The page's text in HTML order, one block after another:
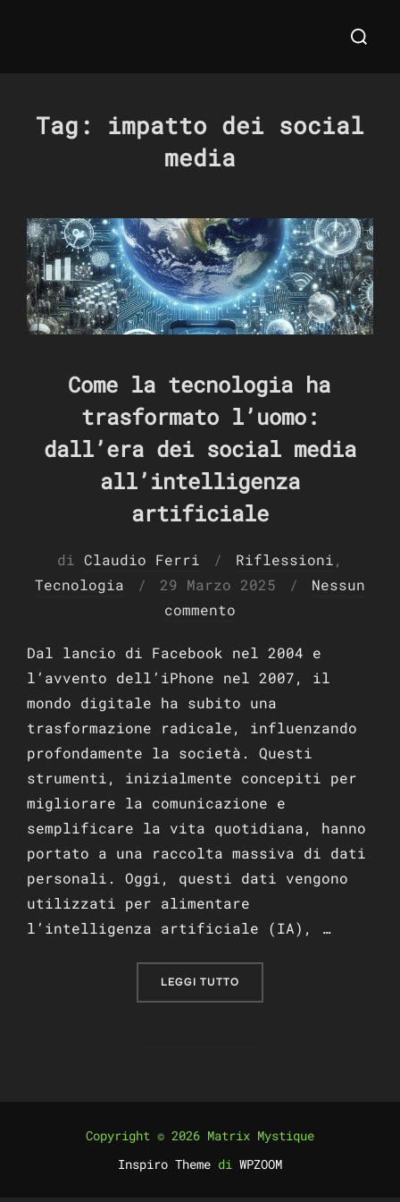
Cerca
Tag: impatto dei social
media
Come la tecnologia ha
trasformato l’uomo:
dall’era dei social media
all’intelligenza
artificiale
di Claudio Ferri Riflessioni,
Tecnologia
Pubblicato
il
29 Marzo 2025
Nessun
commento
Dal lancio di Facebook nel 2004 e
l’avvento dell’iPhone nel 2007, il
mondo digitale ha subito una
trasformazione radicale, influenzando
profondamente la società. Questi
strumenti, inizialmente concepiti per
migliorare la comunicazione e
semplificare la vita quotidiana, hanno
portato a una raccolta massiva di dati
personali. Oggi, questi dati vengono
utilizzati per alimentare
l’intelligenza artificiale (IA), …
LEGGI TUTTO
Copyright © 2026 Matrix Mystique
Inspiro Theme di WPZOOM